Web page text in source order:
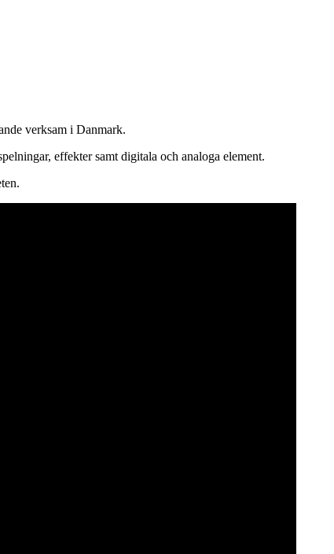
verksam i Danmark.
effekter samt digitala och analoga element.